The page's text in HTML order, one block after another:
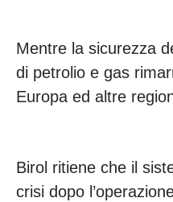
Mentre la sicurezza
di petrolio e gas
Europa ed altre
Birol ritiene che il
crisi dopo